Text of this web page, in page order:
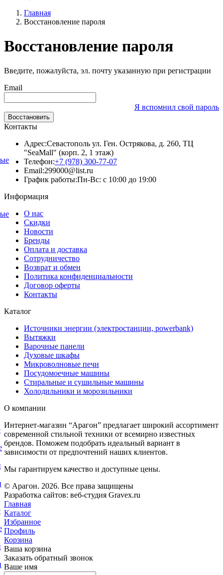
Главная
Восстановление пароля
Восстановление пароля
Введите, пожалуйста, эл. почту указанную при регистрации
Email
Я вспомнил свой пароль
Восстановить
Контакты
Адрес:Севастополь ул. Ген. Острякова, д. 260, ТЦ
"SeaMall" (корп. 2, 1 этаж)
Телефон:+7 (978) 300-77-07
Email:299000@list.ru
График работы:Пн-Вс: с 10:00 до 19:00
Информация
О нас
Скидки
Новости
Бренды
Оплата и доставка
Сотрудничество
Возврат и обмен
Политика конфиденциальности
Договор оферты
Контакты
Каталог
Источники энергии (электростанции, powerbank)
Вытяжки
Варочные панели
Духовые шкафы
Микроволновые печи
Посудомоечные машины
Стиральные и сушильные машины
Холодильники и морозильники
О компании
Интернет-магазин “Арагон” предлагает широкий ассортимент
современной стильной техники от всемирно известных
брендов. Поможем подобрать идеальный вариант в
зависимости от предпочтений наших клиентов.
Мы гарантируем качество и доступные цены.
© Арагон. 2026. Все права защищены
Разработка сайтов: веб-студия Gravex.ru
Главная
Каталог
Избранное
Профиль
Корзина
Ваша корзина
Заказать обратный звонок
Ваше имя